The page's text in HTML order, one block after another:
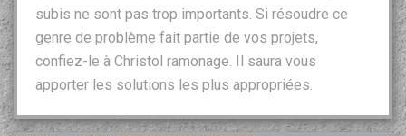
subis ne sont pas trop importants. Si résoudre ce
genre de problème fait partie de vos projets,
confiez-le à Christol ramonage. Il saura vous
apporter les solutions les plus appropriées.